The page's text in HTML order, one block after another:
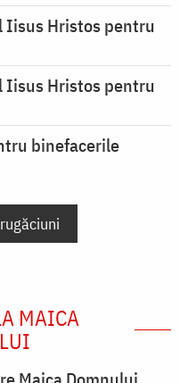
Iisus Hristos pentru
Iisus Hristos pentru
binefacerile
MAICA